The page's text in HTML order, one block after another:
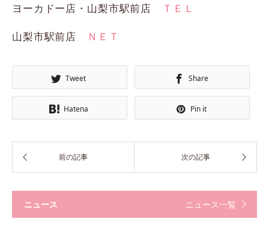
ヨーカドー店・山梨市駅前店 ＴＥＬ
山梨市駅前店 ＮＥＴ
Tweet Share
Hatena Pin it
ニュース ニュース一覧